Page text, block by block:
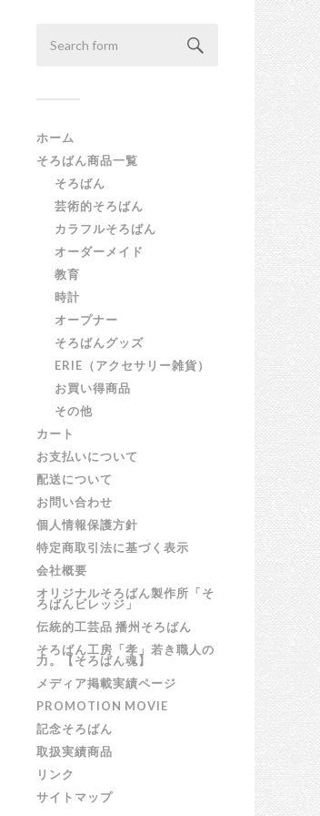
ホーム
そろばん商品一覧
そろばん
芸術的そろばん
カラフルそろばん
オーダーメイド
教育
時計
オープナー
そろばんグッズ
ERIE（アクセサリー雑貨）
お買い得商品
その他
カート
お支払いについて
配送について
お問い合わせ
個人情報保護方針
特定商取引法に基づく表示
会社概要
オリジナルそろばん製作所「そ
ろばんビレッジ」
伝統的工芸品 播州そろばん
そろばん工房「孝」若き職人の
力。【そろばん魂】
メディア掲載実績ページ
PROMOTION MOVIE
記念そろばん
取扱実績商品
リンク
サイトマップ